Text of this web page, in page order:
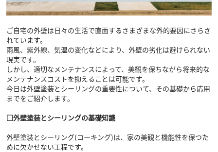
ご自宅の外壁は日々の生活で直面するさまざまな外的要因にさらさ
れています。
雨風、紫外線、気温の変化などにより、外壁の劣化は避けられない
現実です。
しかし、適切なメンテナンスによって、美観を保ちながら将来的な
メンテナンスコストを抑えることは可能です。
今日は外壁塗装とシーリングの重要性について、その基礎から応用
までをご紹介します。
□外壁塗装とシーリングの基礎知識
外壁塗装とシーリング(コーキング)は、家の美観と機能性を保つた
めに欠かせない工程です。